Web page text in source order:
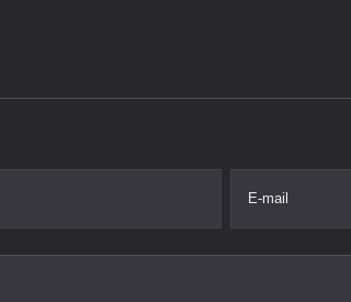
E-mail